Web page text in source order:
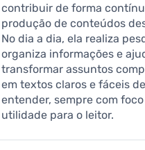
contribuir de forma
produção de conteúdos
No dia a dia, ela realiza
organiza informações e
transformar assuntos
em textos claros e fáceis de
entender, sempre com
utilidade para o leitor.